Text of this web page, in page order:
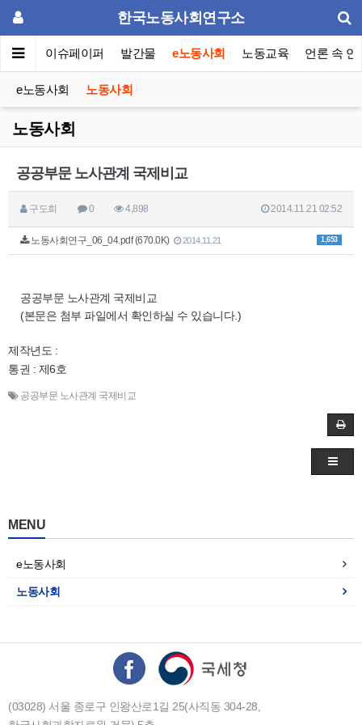
한국노동사회연구소
포럼 이슈페이퍼 발간물 e노동사회 노동교육 언론 속 연
e노동사회 노동사회
노동사회
공공부문 노사관계 국제비교
구도희 0 4,898 2014.11.21 02:52
1,653
노동사회연구_06_04.pdf (670.0K) 2014.11.21
공공부문 노사관계 국제비교
(본문은 첨부 파일에서 확인하실 수 있습니다.)
제작년도 :
통권 : 제6호
공공부문 노사관계 국제비교
MENU
e노동사회
노동사회
(03028) 서울 종로구 인왕산로1길 25(사직동 304-28,